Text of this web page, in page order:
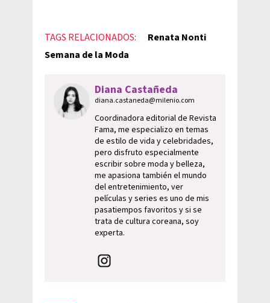
TAGS RELACIONADOS:
Renata Nonti
Semana de la Moda
Diana Castañeda
diana.castaneda@milenio.com
Coordinadora editorial de Revista
Fama, me especializo en temas
de estilo de vida y celebridades,
pero disfruto especialmente
escribir sobre moda y belleza,
me apasiona también el mundo
del entretenimiento, ver
películas y series es uno de mis
pasatiempos favoritos y si se
trata de cultura coreana, soy
experta.